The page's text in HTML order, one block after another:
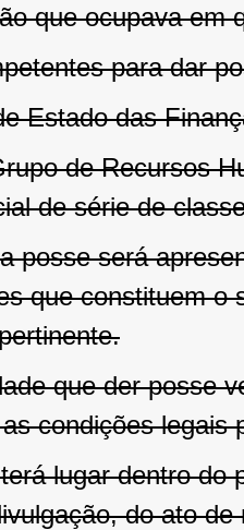
que ocupava em
para dar
Estado das
de Recursos
de série de
posse será
que constituem o
que der posse
condições legais
lugar dentro do
do ato de